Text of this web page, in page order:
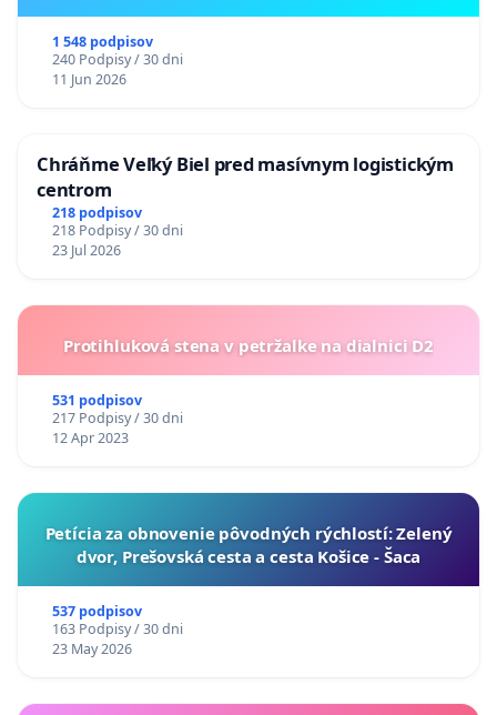
1 548 podpisov
240 Podpisy / 30 dni
11 Jun 2026
Chráňme Veľký Biel pred masívnym logistickým
centrom
218 podpisov
218 Podpisy / 30 dni
23 Jul 2026
Protihluková stena v petržalke na dialnici D2
531 podpisov
217 Podpisy / 30 dni
12 Apr 2023
​Petícia za obnovenie pôvodných rýchlostí: Zelený
dvor, Prešovská cesta a cesta Košice - Šaca
537 podpisov
163 Podpisy / 30 dni
23 May 2026